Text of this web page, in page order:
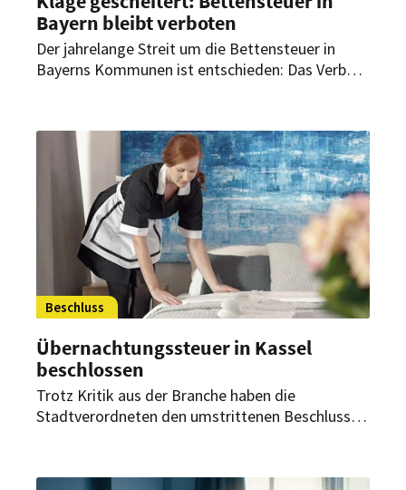
Bayern bleibt verboten
Der jahrelange Streit um die Bettensteuer in
Bayerns Kommunen ist entschieden: Das Verbot
ein wichtiger Erfolg.
Beschluss
Übernachtungssteuer in Kassel
beschlossen
Trotz Kritik aus der Branche haben die
Stadtverordneten den umstrittenen Beschluss
gebuchte Zimmer pro Nacht eine Abgabe zahlen.